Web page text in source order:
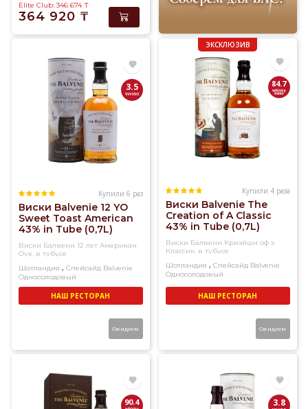
Elite Club: 346 674 ₸
364 920 ₸
3.5
Купили 6 раз
Виски Balvenie 12 YO
Sweet Toast American
43% in Tube (0,7L)
Виски Балвени 12 лет Американ
Оук, в тубусе
Шотландия , Спейсайд Balvenie
Односолодовый
НАШ РЕСТОРАН
Ожидаем
ЭКСКЛЮЗИВ
84.7
Купили 4 раза
Виски Balvenie The
Creation of A Classic
43% in Tube (0,7L)
Виски Балвени Криэйшн оф э
Классик, в тубусе
Шотландия , Спейсайд Balvenie
Односолодовый
НАШ РЕСТОРАН
Ожидаем
90.4 3.8